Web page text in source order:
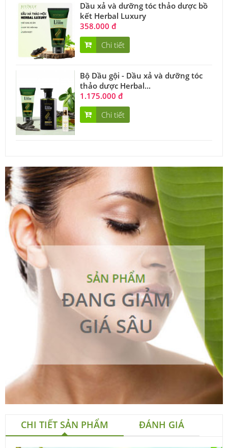
Dầu xả và dưỡng tóc thảo dược bồ
kết Herbal Luxury
358.000 đ
Chi tiết
Bộ Dầu gội - Dầu xả và dưỡng tóc
thảo dược Herbal...
1.175.000 đ
Chi tiết
CHI TIẾT SẢN PHẨM ĐÁNH GIÁ